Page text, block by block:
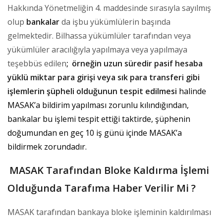
Hakkında Yönetmeliğin 4. maddesinde sırasıyla sayılmış
olup bankalarda işbu yükümlülerin başında
gelmektedir. Bilhassa yükümlüler tarafından veya
yükümlüler aracılığıyla yapılmaya veya yapılmaya
teşebbüs edilen; örneğin uzun süredir pasif hesaba
yüklü miktar para girişi veya sık para transferi gibi
işlemlerin şüpheli olduğunun tespit edilmesi halinde
MASAK’a bildirim yapılması zorunlu kılındığından,
bankalar bu işlemi tespit ettiği taktirde, şüphenin
doğumundan en geç 10 iş günü içinde MASAK’a
bildirmek zorundadır.
MASAK Tarafından Bloke Kaldırma İşlemi
Olduğunda Tarafıma Haber Verilir Mi ?
MASAK tarafından bankaya bloke işleminin kaldırılması